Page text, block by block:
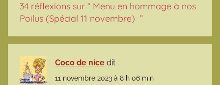
34 réflexions sur “ Menu en hommage à nos
Poilus (Spécial 11 novembre) ”
Coco de nice dit :
11 novembre 2023 à 8 h 06 min